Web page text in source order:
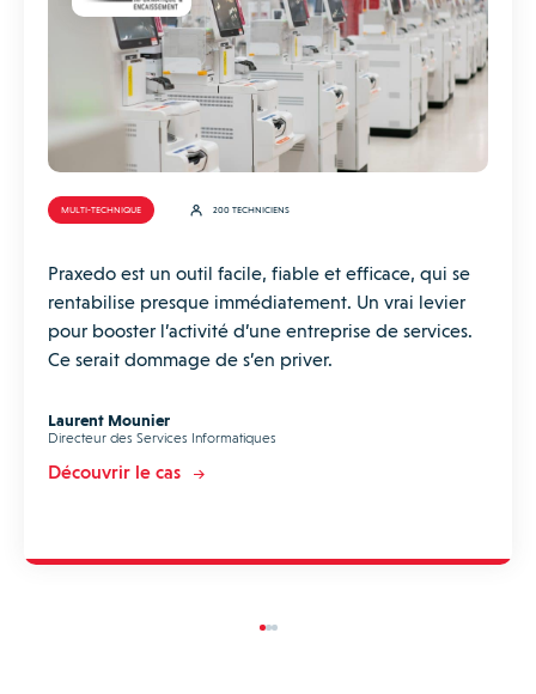
MULTI-TECHNIQUE 200 TECHNICIENS
Praxedo est un outil facile, fiable et efficace, qui se
rentabilise presque immédiatement. Un vrai levier
pour booster l’activité d’une entreprise de services.
Ce serait dommage de s’en priver.
Laurent Mounier
Directeur des Services Informatiques
Découvrir le cas